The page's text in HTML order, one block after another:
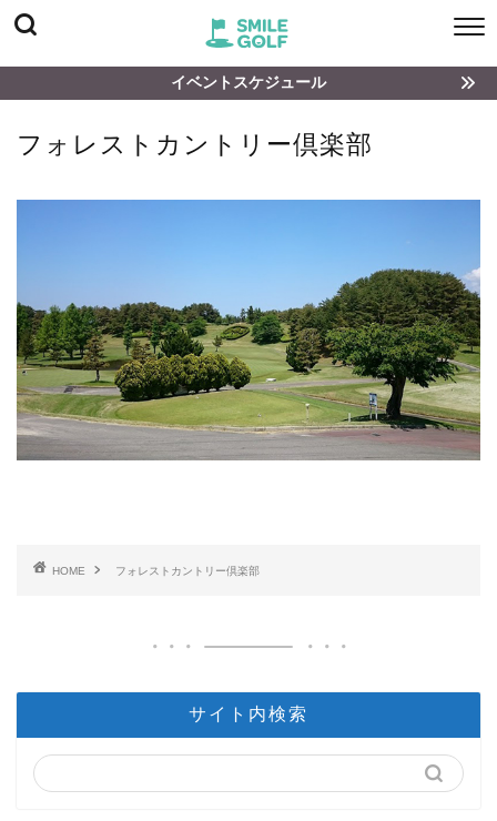
イベントスケジュール
フォレストカントリー倶楽部
HOME フォレストカントリー倶楽部
サイト内検索